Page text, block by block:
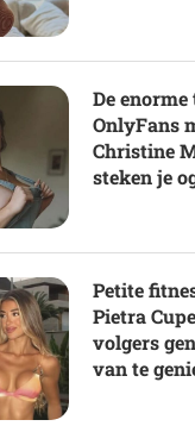
De
OnlyFans
Christine
steken je
Petite
Pietra
volgers
van te